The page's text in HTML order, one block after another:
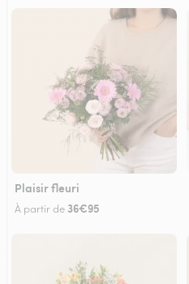
Plaisir fleuri
À partir de 36€95